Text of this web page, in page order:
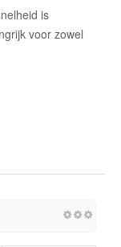
is
voor zowel